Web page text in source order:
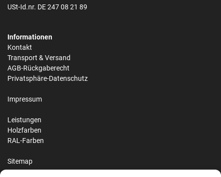
USt-Id.nr. DE 247 08 21 89
Informationen
Kontakt
Transport & Versand
AGB-Rückgaberecht
Privatsphäre-Datenschutz
Impressum
Leistungen
Holzfarben
RAL-Farben
Sitemap